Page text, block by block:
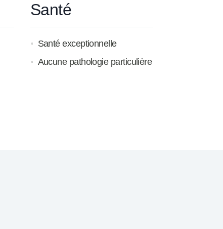
Santé
Santé exceptionnelle
Aucune pathologie particulière